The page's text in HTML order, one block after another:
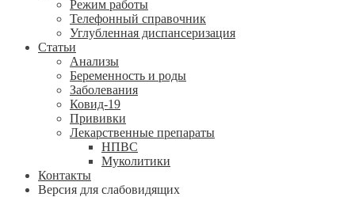
Режим работы
Телефонный справочник
Углубленная диспансеризация
Статьи
Анализы
Беременность и роды
Заболевания
Ковид-19
Прививки
Лекарственные препараты
НПВС
Муколитики
Контакты
Версия для слабовидящих